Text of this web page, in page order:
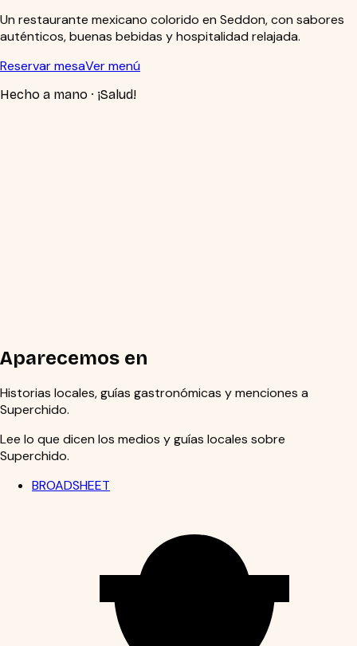
Un restaurante mexicano colorido en Seddon, con sabores
auténticos, buenas bebidas y hospitalidad relajada.
Reservar mesaVer menú
Hecho a mano · ¡Salud!
Aparecemos en
Historias locales, guías gastronómicas y menciones a
Superchido.
Lee lo que dicen los medios y guías locales sobre
Superchido.
BROADSHEET